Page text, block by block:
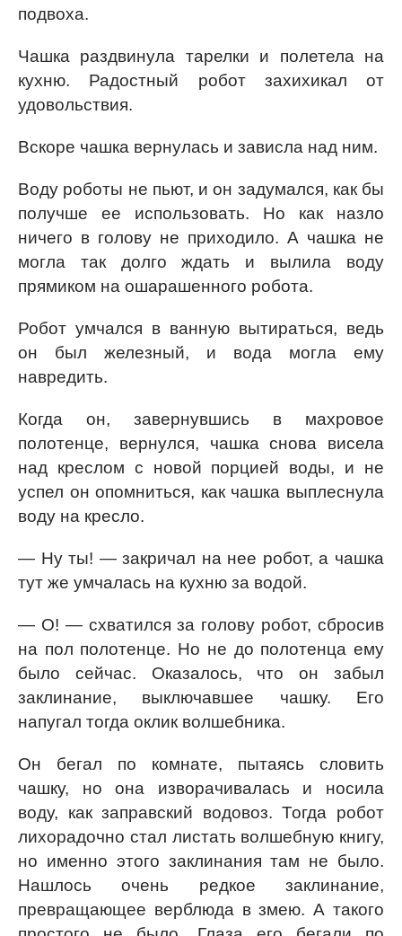
подвоха.
Чашка раздвинула тарелки и полетела на
кухню. Радостный робот захихикал от
удовольствия.
Вскоре чашка вернулась и зависла над ним.
Воду роботы не пьют, и он задумался, как бы
получше ее использовать. Но как назло
ничего в голову не приходило. А чашка не
могла так долго ждать и вылила воду
прямиком на ошарашенного робота.
Робот умчался в ванную вытираться, ведь
он был железный, и вода могла ему
навредить.
Когда он, завернувшись в махровое
полотенце, вернулся, чашка снова висела
над креслом с новой порцией воды, и не
успел он опомниться, как чашка выплеснула
воду на кресло.
— Ну ты! — закричал на нее робот, а чашка
тут же умчалась на кухню за водой.
— О! — схватился за голову робот, сбросив
на пол полотенце. Но не до полотенца ему
было сейчас. Оказалось, что он забыл
заклинание, выключавшее чашку. Его
напугал тогда оклик волшебника.
Он бегал по комнате, пытаясь словить
чашку, но она изворачивалась и носила
воду, как заправский водовоз. Тогда робот
лихорадочно стал листать волшебную книгу,
но именно этого заклинания там не было.
Нашлось очень редкое заклинание,
превращающее верблюда в змею. А такого